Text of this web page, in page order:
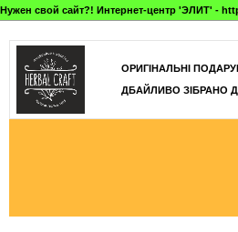
Нужен свой сайт?! Интернет-центр 'ЭЛИТ' -
ОРИГІНАЛЬНІ
ДБАЙЛИВО ЗІБРАНО